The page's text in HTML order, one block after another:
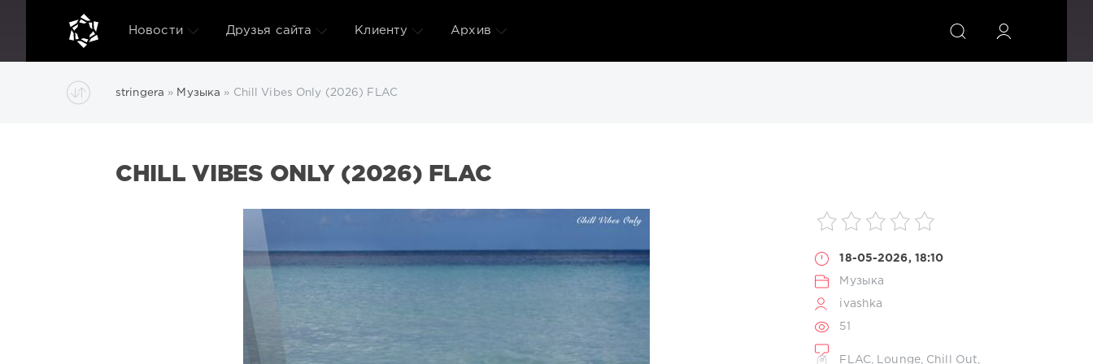
ИСКАТЬ
Новости Друзья сайта Клиенту Архив
stringera » Музыка » Chill Vibes Only (2026) FLAC
CHILL VIBES ONLY (2026) FLAC
18-05-2026, 18:10
Музыка
ivashka
51
FLAC, Lounge, Chill Out